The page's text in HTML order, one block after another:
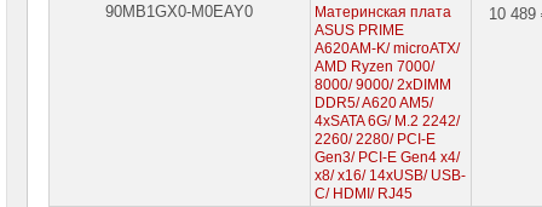
90MB1GX0-M0EAY0
Материнская плата
ASUS PRIME
A620AM-K/ microATX/
AMD Ryzen 7000/
8000/ 9000/ 2xDIMM
DDR5/ A620 AM5/
4xSATA 6G/ M.2 2242/
2260/ 2280/ PCI-E
Gen3/ PCI-E Gen4 x4/
x8/ x16/ 14xUSB/ USB-
C/ HDMI/ RJ45
10